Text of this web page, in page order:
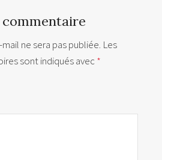
ne sera pas publiée. Les
sont indiqués avec*